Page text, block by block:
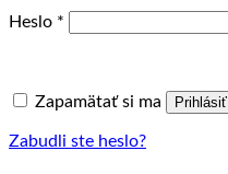
Heslo *
Zapamätať si ma Prihlásiť
Zabudli ste heslo?